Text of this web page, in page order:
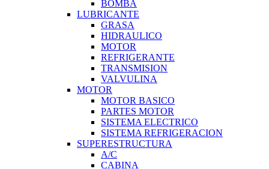
BOMBA
LUBRICANTE
GRASA
HIDRAULICO
MOTOR
REFRIGERANTE
TRANSMISION
VALVULINA
MOTOR
MOTOR BASICO
PARTES MOTOR
SISTEMA ELECTRICO
SISTEMA REFRIGERACION
SUPERESTRUCTURA
A/C
CABINA